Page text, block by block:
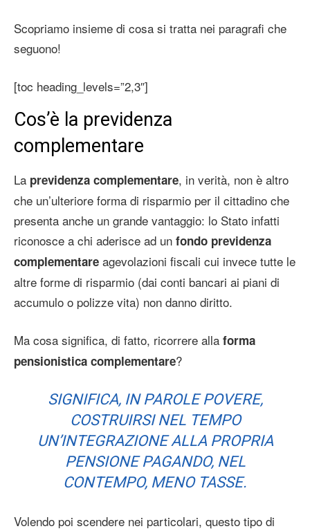
Scopriamo insieme di cosa si tratta nei paragrafi che
seguono!
[toc heading_levels=”2,3″]
Cos’è la previdenza
complementare
La previdenza complementare, in verità, non è altro
che un’ulteriore forma di risparmio per il cittadino che
presenta anche un grande vantaggio: lo Stato infatti
riconosce a chi aderisce ad un fondo previdenza
complementare agevolazioni fiscali cui invece tutte le
altre forme di risparmio (dai conti bancari ai piani di
accumulo o polizze vita) non danno diritto.
Ma cosa significa, di fatto, ricorrere alla forma
pensionistica complementare?
SIGNIFICA, IN PAROLE POVERE,
COSTRUIRSI NEL TEMPO
UN’INTEGRAZIONE ALLA PROPRIA
PENSIONE PAGANDO, NEL
CONTEMPO, MENO TASSE.
Volendo poi scendere nei particolari, questo tipo di